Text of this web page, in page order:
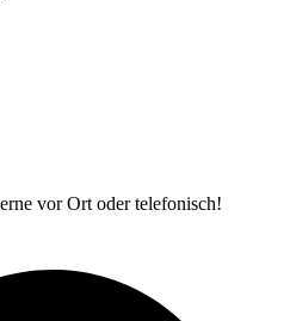
vor Ort oder telefonisch!